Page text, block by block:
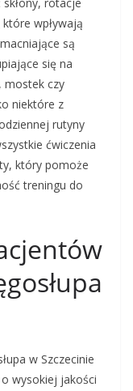
wpływają
są
się na
mostek czy
niektóre z
rutyny
ćwiczenia
który pomoże
treningu do
w Szczecinie
wysokiej jakości